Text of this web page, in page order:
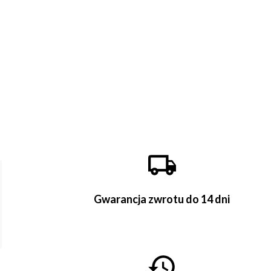
Gwarancja zwrotu do 14 dni